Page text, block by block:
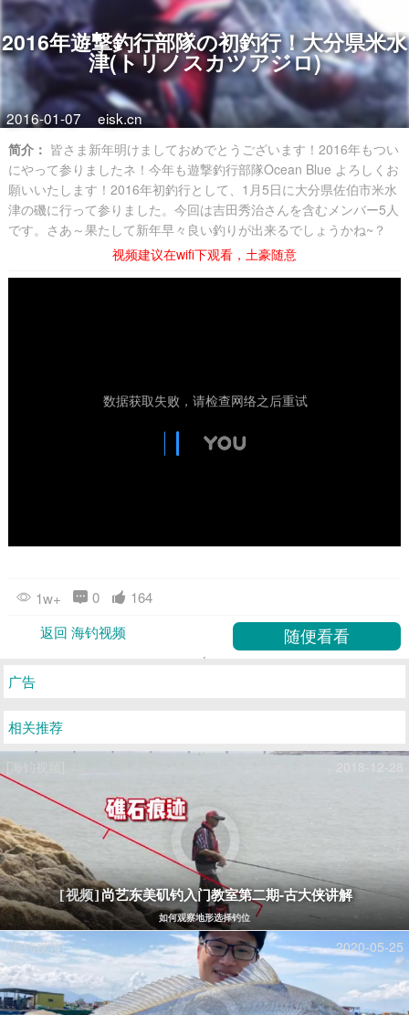
2016年遊撃釣行部隊の初釣行！大分県米水
津(トリノスカツアジロ)
2016-01-07 eisk.cn
简介： 皆さま新年明けましておめでとうございます！2016年もつい
にやって参りましたネ！今年も遊撃釣行部隊Ocean Blue よろしくお
願いいたします！2016年初釣行として、1月5日に大分県佐伯市米水
津の磯に行って参りました。今回­は吉田秀治さんを含むメンバー5人
です。さあ～果たして新年早々良い釣りが出来るでしょうかね~？
视频建议在wifi下观看，土豪随意
1w+ 0
164
返回 海钓视频
广告
相关推荐
[海钓视频]
[视频]尚艺东美矶钓入门教室第二期-古大侠讲解
如何观察地形选择钓位
[海钓视频] 2020-05-25